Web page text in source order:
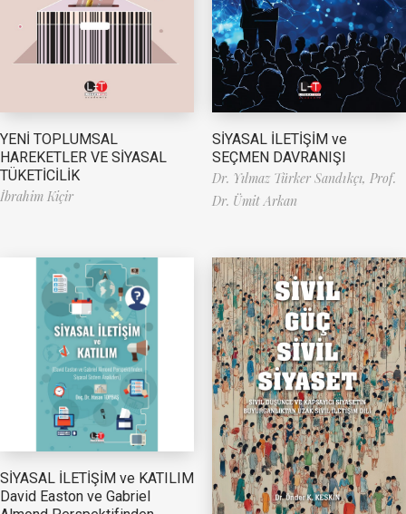
YENİ TOPLUMSAL
HAREKETLER VE SİYASAL
TÜKETİCİLİK
İbrahim Kiçir
SİYASAL İLETİŞİM ve
SEÇMEN DAVRANIŞI
Dr. Yılmaz Türker Sandıkçı, Prof.
Dr. Ümit Arkan
SİYASAL İLETİŞİM ve KATILIM
David Easton ve Gabriel